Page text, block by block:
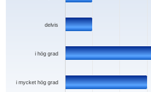
i mycket hög grad
i hög grad
delvis